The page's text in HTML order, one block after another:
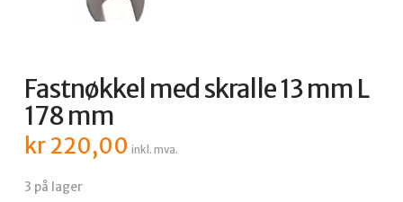
Fastnøkkel med skralle 13 mm L
178 mm
kr220,00 inkl. mva.
3 på lager